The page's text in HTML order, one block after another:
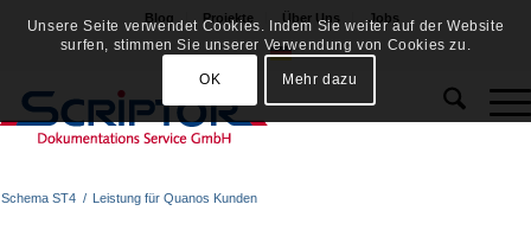
Blog Projekte Über Uns Jobs
Schema ST4 / Leistung für Quanos Kunden
Unsere Seite verwendet Cookies. Indem Sie weiter auf der Website
surfen, stimmen Sie unserer Verwendung von Cookies zu.
OK Mehr dazu